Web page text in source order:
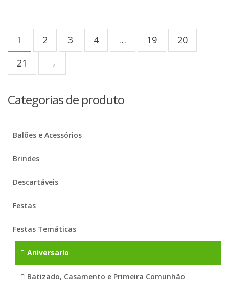
1 2 3 4 … 19
20
21
→
Categorias de produto
Balões e Acessórios
Brindes
Descartáveis
Festas
Festas Temáticas
Aniversario
Batizado, Casamento e Primeira Comunhão